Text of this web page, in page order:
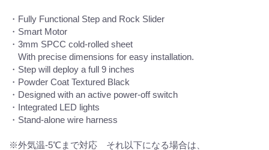
・Fully Functional Step and Rock Slider
・Smart Motor
・3mm SPCC cold-rolled sheet
With precise dimensions for easy installation.
・Step will deploy a full 9 inches
・Powder Coat Textured Black
・Designed with an active power-off switch
・Integrated LED lights
・Stand-alone wire harness
※外気温-5℃まで対応 それ以下になる場合は、